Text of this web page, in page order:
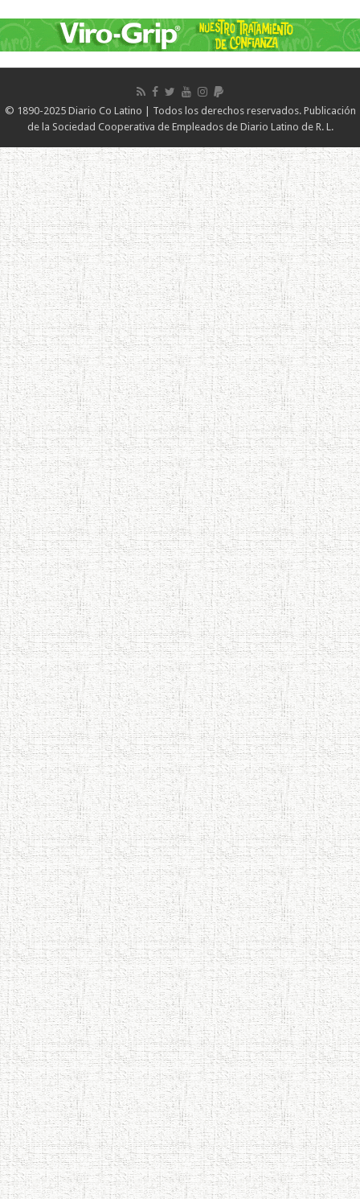
© 1890-2025 Diario Co Latino | Todos los derechos reservados. Publicación
de la Sociedad Cooperativa de Empleados de Diario Latino de R. L.